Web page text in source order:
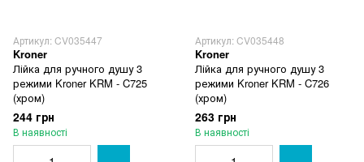
Артикул: CV035447
Kroner
Лійка для ручного душу 3
режими Kroner KRM - C725
(хром)
244 грн
В наявності
Артикул: CV035448
Kroner
Лійка для ручного душу 3
режими Kroner KRM - C726
(хром)
263 грн
В наявності